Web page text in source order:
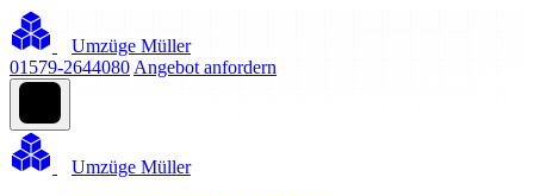
Umzüge Müller
01579-2644080 Angebot anfordern
Umzüge Müller